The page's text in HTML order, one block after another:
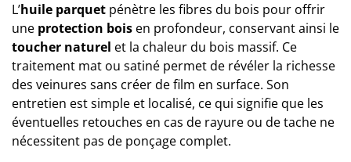
L’huile parquet pénètre les fibres du bois pour offrir
une protection bois en profondeur, conservant ainsi le
toucher naturel et la chaleur du bois massif. Ce
traitement mat ou satiné permet de révéler la richesse
des veinures sans créer de film en surface. Son
entretien est simple et localisé, ce qui signifie que les
éventuelles retouches en cas de rayure ou de tache ne
nécessitent pas de ponçage complet.